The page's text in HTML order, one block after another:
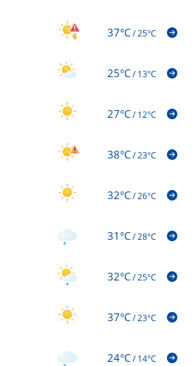
37°C/25°C
25°C/13°C
27°C/12°C
38°C/23°C
32°C/26°C
31°C/28°C
32°C/25°C
37°C/23°C
24°C/14°C